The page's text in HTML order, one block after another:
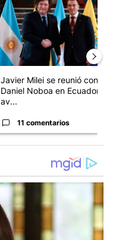
Javier Milei se reunió con
Daniel Noboa en Ecuador y
av...
11 comentarios